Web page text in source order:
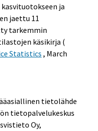
ja
jaettu 11
tarkemmin
käsikirja (
Statistics , March
tietolähde
tietopalvelukeskus
Oy,